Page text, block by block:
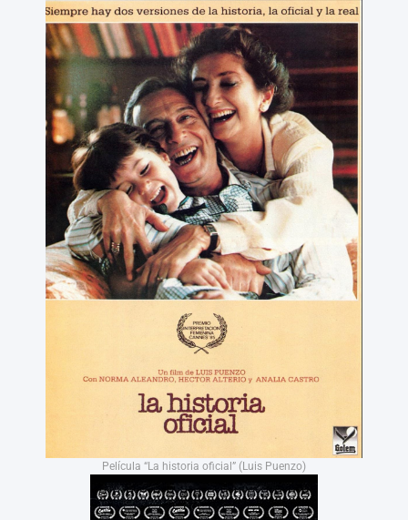
Película “La historia oficial” (Luis Puenzo)